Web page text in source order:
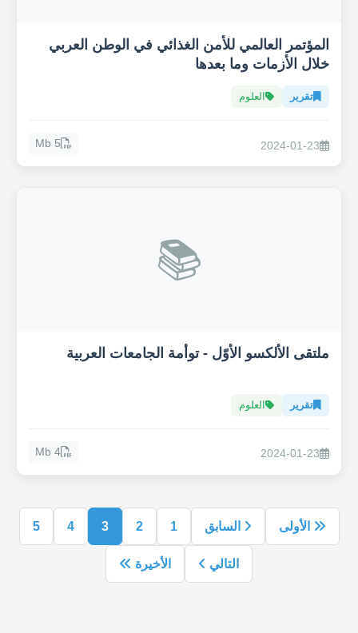
المؤتمر العالمي للأمن الغذائي في الوطن العربي
خلال الأزمات وما بعدها
تقرير العلوم
2024-01-23
5 Mb
📚
ملتقى الألكسو الأوّل - توأمة الجامعات العربية
تقرير العلوم
2024-01-23
4 Mb
الأولى السابق 1
2
3
4
5
التالي الأخيرة